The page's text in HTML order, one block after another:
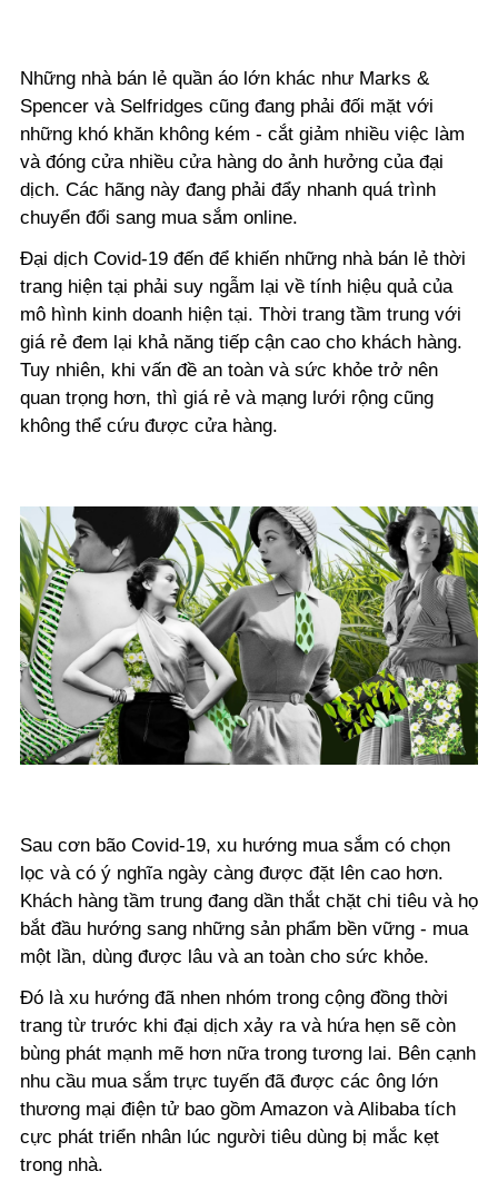
Những nhà bán lẻ quần áo lớn khác như Marks &
Spencer và Selfridges cũng đang phải đối mặt với
những khó khăn không kém - cắt giảm nhiều việc làm
và đóng cửa nhiều cửa hàng do ảnh hưởng của đại
dịch. Các hãng này đang phải đẩy nhanh quá trình
chuyển đổi sang mua sắm online.
Đại dịch Covid-19 đến để khiến những nhà bán lẻ thời
trang hiện tại phải suy ngẫm lại về tính hiệu quả của
mô hình kinh doanh hiện tại. Thời trang tầm trung với
giá rẻ đem lại khả năng tiếp cận cao cho khách hàng.
Tuy nhiên, khi vấn đề an toàn và sức khỏe trở nên
quan trọng hơn, thì giá rẻ và mạng lưới rộng cũng
không thể cứu được cửa hàng.
Sau cơn bão Covid-19, xu hướng mua sắm có chọn
lọc và có ý nghĩa ngày càng được đặt lên cao hơn.
Khách hàng tầm trung đang dần thắt chặt chi tiêu và họ
bắt đầu hướng sang những sản phẩm bền vững - mua
một lần, dùng được lâu và an toàn cho sức khỏe.
Đó là xu hướng đã nhen nhóm trong cộng đồng thời
trang từ trước khi đại dịch xảy ra và hứa hẹn sẽ còn
bùng phát mạnh mẽ hơn nữa trong tương lai. Bên cạnh
nhu cầu mua sắm trực tuyến đã được các ông lớn
thương mại điện tử bao gồm Amazon và Alibaba tích
cực phát triển nhân lúc người tiêu dùng bị mắc kẹt
trong nhà.